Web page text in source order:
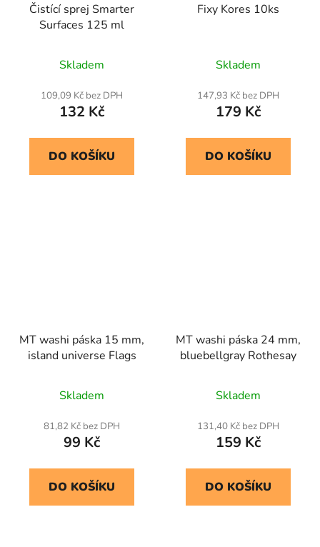
Čistící sprej Smarter
Surfaces 125 ml
Skladem
109,09 Kč bez DPH
132 Kč
DO KOŠÍKU
Fixy Kores 10ks
Skladem
147,93 Kč bez DPH
179 Kč
DO KOŠÍKU
MT washi páska 15 mm,
island universe Flags
Skladem
81,82 Kč bez DPH
99 Kč
DO KOŠÍKU
MT washi páska 24 mm,
bluebellgray Rothesay
Skladem
131,40 Kč bez DPH
159 Kč
DO KOŠÍKU